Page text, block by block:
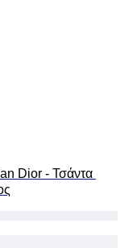
Dior - Τσάντα